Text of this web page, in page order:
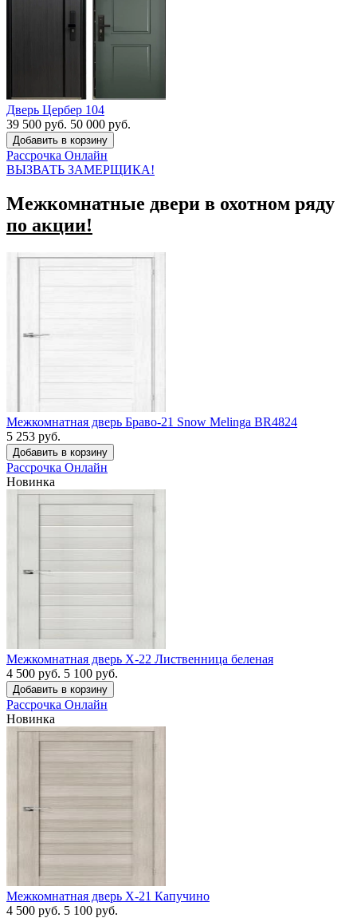
Дверь Цербер 104
39 500 руб. 50 000 руб.
Рассрочка Онлайн
ВЫЗВАТЬ ЗАМЕРЩИКА!
Межкомнатные двери в охотном ряду
по акции!
Межкомнатная дверь Браво-21 Snow Melinga BR4824
5 253 руб.
Рассрочка Онлайн
Новинка
Межкомнатная дверь X-22 Лиственница беленая
4 500 руб. 5 100 руб.
Рассрочка Онлайн
Новинка
Межкомнатная дверь X-21 Капучино
4 500 руб. 5 100 руб.